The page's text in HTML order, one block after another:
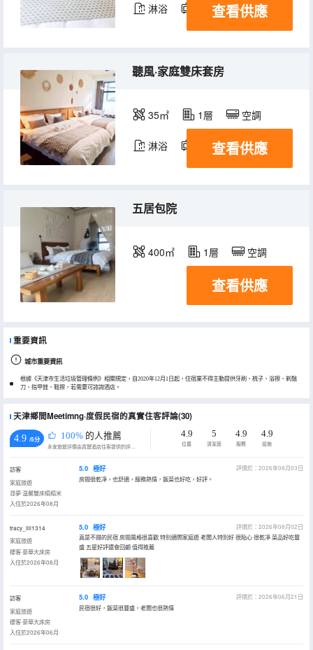
淋浴 電視機
查看供應
聽風·家庭雙床套房
35㎡ 1層 空調
淋浴 電視機
查看供應
五居包院
400㎡ 1層 空調
查看供應
重要資訊
城市重要資訊
根據《天津市生活垃圾管理條例》相關規定，自2020年12月1日起，住宿業不得主動提供牙刷、梳子、浴擦、剃鬚
刀、指甲銼、鞋擦，若需要可諮詢酒店。
天津鄉間Meetimng·度假民宿的真實住客評論(30)
4.9 /5分 100% 的人推薦
永安旅遊評價由真實酒店住客提供的評價。
4.9
位置
5
清潔度
4.9
服務
4.9
設施
訪客
家庭旅遊
尋夢·温馨雙床榻榻米
入住於2026年08月
5.0 極好
評價於：2026年08月03日
房間很乾凈，也舒適，服務熱情，飯菜也好吃，好評。
tracy_lili1314
家庭旅遊
棲客·豪華大床房
入住於2026年08月
5.0 極好
評價於：2026年08月02日
真是不錯的民宿 房間風格很喜歡 特別適閤家庭遊 老闆人特別好 很貼心 很乾凈 菜品好吃豐
盛 五星好評還會回顧 值得推薦
訪客
家庭旅遊
棲客·豪華大床房
入住於2026年06月
5.0 極好
評價於：2026年06月21日
民宿很好，飯菜很豐盛，老闆也很熱情